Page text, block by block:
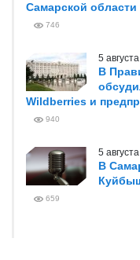
Самарской области
746
5
В
Wildberries и
940
5
В
659